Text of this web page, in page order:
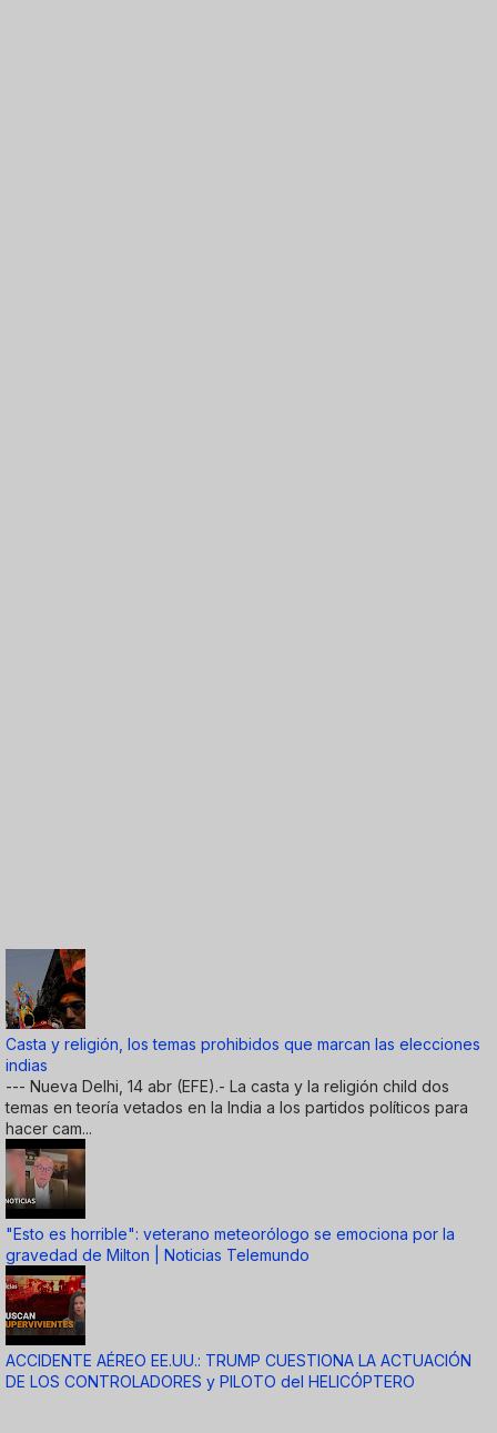
Casta y religión, los temas prohibidos que marcan las elecciones
indias
--- Nueva Delhi, 14 abr (EFE).- La casta y la religión child dos
temas en teoría vetados en la India a los partidos políticos para
hacer cam...
"Esto es horrible": veterano meteorólogo se emociona por la
gravedad de Milton | Noticias Telemundo
ACCIDENTE AÉREO EE.UU.: TRUMP CUESTIONA LA ACTUACIÓN
DE LOS CONTROLADORES y PILOTO del HELICÓPTERO